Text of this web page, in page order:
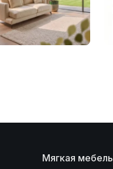
Мягкая мебель